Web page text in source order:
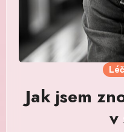
Jak jsem
v